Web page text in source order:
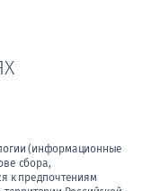
(информационные
сбора,
к предпочтениям